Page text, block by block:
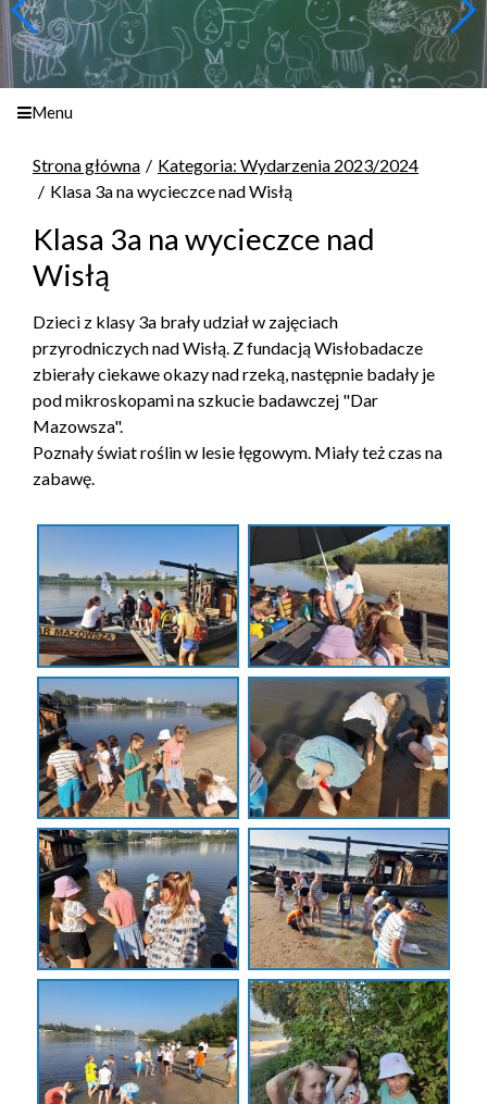
Menu
Strona główna
Kategoria: Wydarzenia 2023/2024
Klasa 3a na wycieczce nad Wisłą
Klasa 3a na wycieczce nad
Wisłą
Dzieci z klasy 3a brały udział w zajęciach
przyrodniczych nad Wisłą. Z fundacją Wisłobadacze
zbierały ciekawe okazy nad rzeką, następnie badały je
pod mikroskopami na szkucie badawczej "Dar
Mazowsza".
Poznały świat roślin w lesie łęgowym. Miały też czas na
zabawę.